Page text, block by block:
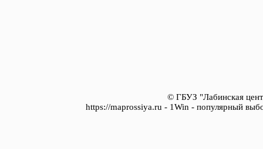
© ГБУЗ "Лабинская
https://maprossiya.ru - 1Win - популярный